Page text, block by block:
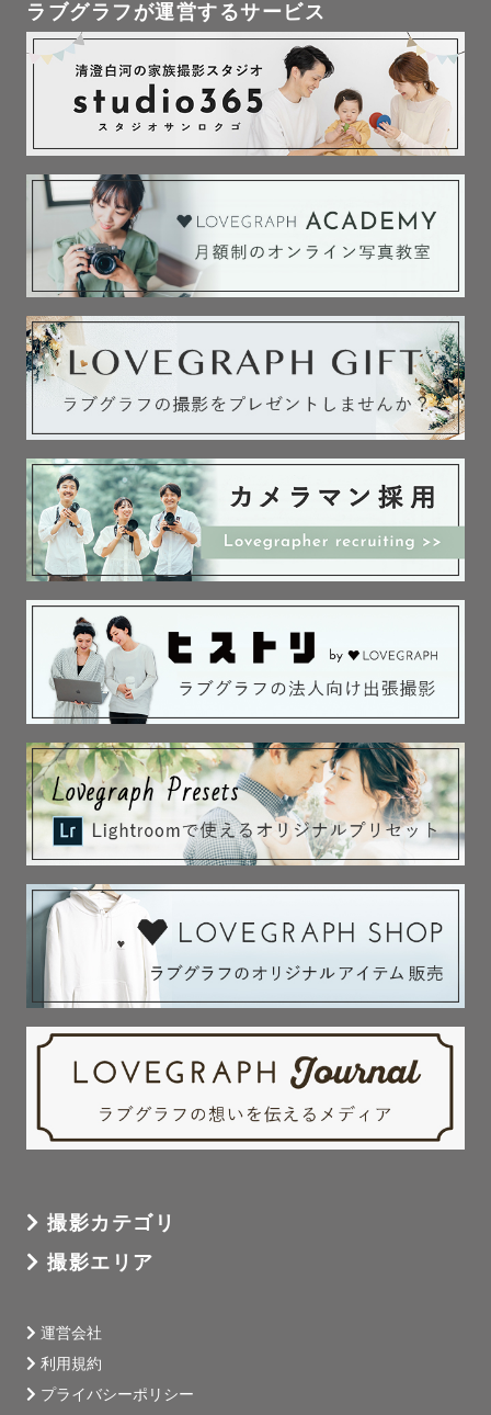
ラブグラフが運営するサービス
撮影カテゴリ
撮影エリア
運営会社
利用規約
プライバシーポリシー